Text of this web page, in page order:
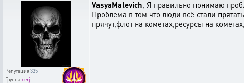
Репутация335
Группаxerj
VasyaMalevich, Я правильно понимаю
Проблема в том что люди всё стали
прячут,флот на кометах,ресурсы на